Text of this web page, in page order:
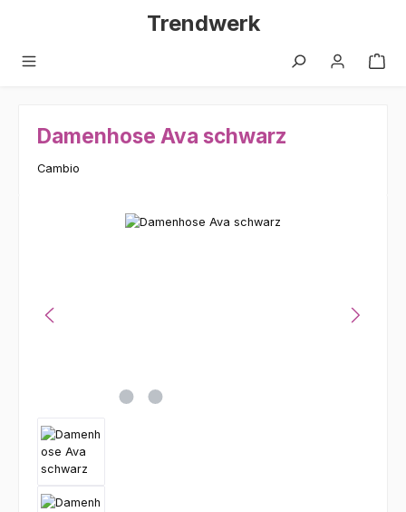
Zum Hauptinhalt springenTrendwerk
Damenhose Ava schwarz
Cambio
Bildergalerie überspringen